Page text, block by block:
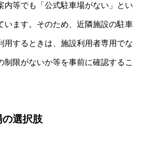
内等でも「公式駐車場がない」とい
います。そのため、近隣施設の駐車
用するときは、施設利用者専用でな
制限がないか等を事前に確認するこ
の選択肢